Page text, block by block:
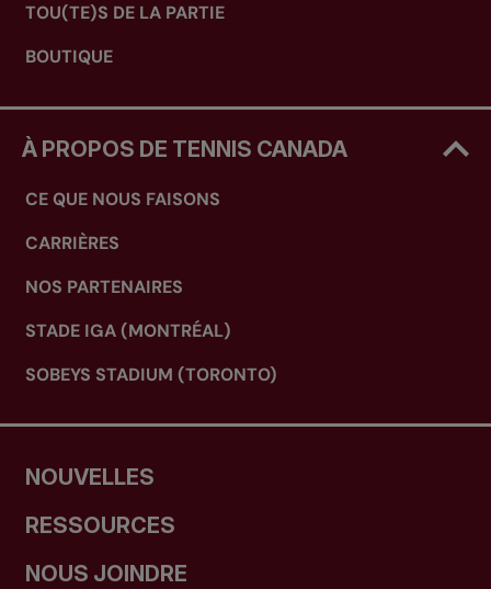
TOU(TE)S DE LA PARTIE
BOUTIQUE
À PROPOS DE TENNIS CANADA
CE QUE NOUS FAISONS
CARRIÈRES
NOS PARTENAIRES
STADE IGA (MONTRÉAL)
SOBEYS STADIUM (TORONTO)
NOUVELLES
RESSOURCES
NOUS JOINDRE